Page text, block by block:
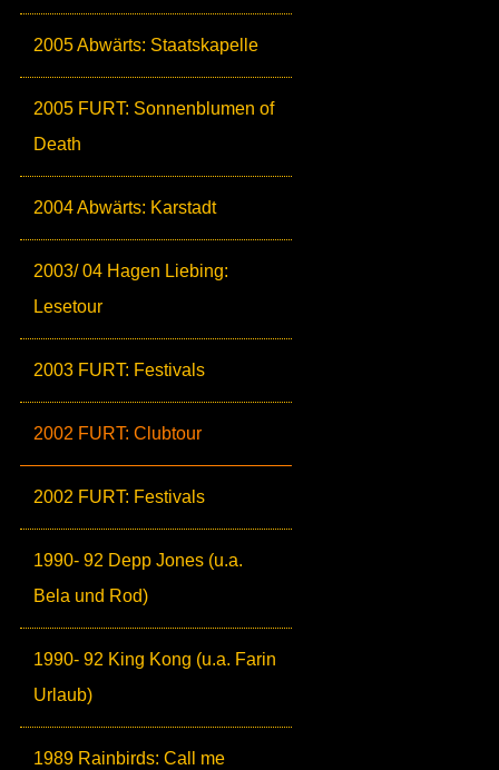
2005 Abwärts: Staatskapelle
2005 FURT: Sonnenblumen of
Death
2004 Abwärts: Karstadt
2003/ 04 Hagen Liebing:
Lesetour
2003 FURT: Festivals
2002 FURT: Clubtour
2002 FURT: Festivals
1990- 92 Depp Jones (u.a.
Bela und Rod)
1990- 92 King Kong (u.a. Farin
Urlaub)
1989 Rainbirds: Call me